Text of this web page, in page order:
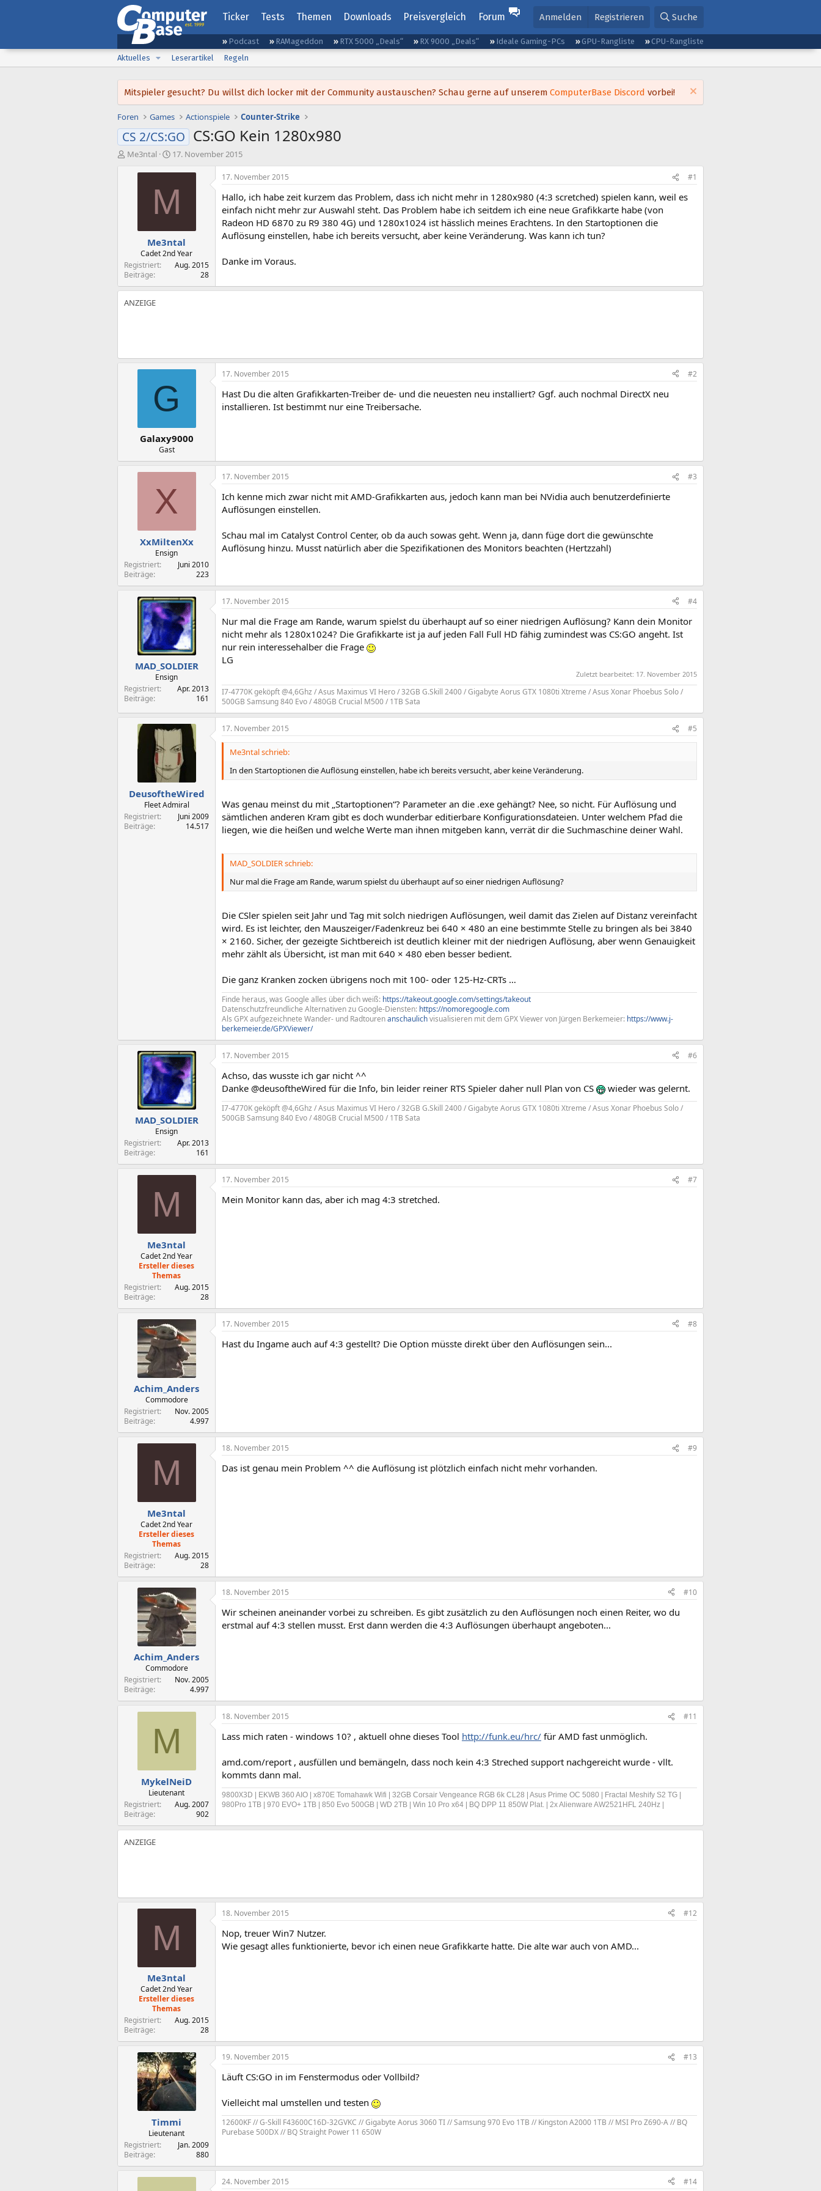
Ticker Tests Themen Downloads Preisvergleich Forum Anmelden Registrieren Suche
Podcast RAMageddon RTX 5000 „Deals“ RX 9000 „Deals“ Ideale Gaming-PCs GPU-Rangliste
CPU-Rangliste
Aktuelles
Leserartikel Regeln
Mitspieler gesucht? Du willst dich locker mit der Community austauschen? Schau gerne auf unserem ComputerBase Discord vorbei!
Foren Games Actionspiele Counter-Strike
CS 2/CS:GO CS:GO Kein 1280x980
E
Me3ntal
E
s
e
t
a
m
17. November 2015
M
Me3ntal
Cadet 2nd Year
Registriert
Aug. 2015
Beiträge
28
17. November 2015 #1
Hallo, ich habe zeit kurzem das Problem, dass ich nicht mehr in 1280x980 (4:3 scretched) spielen kann, weil es
einfach nicht mehr zur Auswahl steht. Das Problem habe ich seitdem ich eine neue Grafikkarte habe (von
Radeon HD 6870 zu R9 380 4G) und 1280x1024 ist hässlich meines Erachtens. In den Startoptionen die
Auflösung einstellen, habe ich bereits versucht, aber keine Veränderung. Was kann ich tun?
Danke im Voraus.
G
Galaxy9000
Gast
17. November 2015 #2
Hast Du die alten Grafikkarten-Treiber de- und die neuesten neu installiert? Ggf. auch nochmal DirectX neu
installieren. Ist bestimmt nur eine Treibersache.
X
XxMiltenXx
Ensign
Registriert
Juni 2010
Beiträge
223
17. November 2015 #3
Ich kenne mich zwar nicht mit AMD-Grafikkarten aus, jedoch kann man bei NVidia auch benutzerdefinierte
Auflösungen einstellen.
Schau mal im Catalyst Control Center, ob da auch sowas geht. Wenn ja, dann füge dort die gewünschte
Auflösung hinzu. Musst natürlich aber die Spezifikationen des Monitors beachten (Hertzzahl)
MAD_SOLDIER
Ensign
Registriert
Apr. 2013
Beiträge
161
17. November 2015 #4
Nur mal die Frage am Rande, warum spielst du überhaupt auf so einer niedrigen Auflösung? Kann dein Monitor
nicht mehr als 1280x1024? Die Grafikkarte ist ja auf jeden Fall Full HD fähig zumindest was CS:GO angeht. Ist
nur rein interessehalber die Frage
LG
Zuletzt bearbeitet: 17. November 2015
I7-4770K geköpft @4,6Ghz / Asus Maximus VI Hero / 32GB G.Skill 2400 / Gigabyte Aorus GTX 1080ti Xtreme / Asus Xonar Phoebus Solo /
500GB Samsung 840 Evo / 480GB Crucial M500 / 1TB Sata
DeusoftheWired
Fleet Admiral
Registriert
Juni 2009
Beiträge
14.517
17. November 2015 #5
Me3ntal schrieb:
In den Startoptionen die Auflösung einstellen, habe ich bereits versucht, aber keine Veränderung.
Was genau meinst du mit „Startoptionen“? Parameter an die .exe gehängt? Nee, so nicht. Für Auflösung und
sämtlichen anderen Kram gibt es doch wunderbar editierbare Konfigurationsdateien. Unter welchem Pfad die
liegen, wie die heißen und welche Werte man ihnen mitgeben kann, verrät dir die Suchmaschine deiner Wahl.
MAD_SOLDIER schrieb:
Nur mal die Frage am Rande, warum spielst du überhaupt auf so einer niedrigen Auflösung?
Die CSler spielen seit Jahr und Tag mit solch niedrigen Auflösungen, weil damit das Zielen auf Distanz vereinfacht
wird. Es ist leichter, den Mauszeiger/Fadenkreuz bei 640 × 480 an eine bestimmte Stelle zu bringen als bei 3840
× 2160. Sicher, der gezeigte Sichtbereich ist deutlich kleiner mit der niedrigen Auflösung, aber wenn Genauigkeit
mehr zählt als Übersicht, ist man mit 640 × 480 eben besser bedient.
Die ganz Kranken zocken übrigens noch mit 100- oder 125-Hz-CRTs …
Finde heraus, was Google alles über dich weiß: https://takeout.google.com/settings/takeout
Datenschutzfreundliche Alternativen zu Google-Diensten: https://nomoregoogle.com
Als GPX aufgezeichnete Wander- und Radtourenanschaulichvisualisieren mit dem GPX Viewer von Jürgen Berkemeier: https://www.j-
berkemeier.de/GPXViewer/
MAD_SOLDIER
Ensign
Registriert
Apr. 2013
Beiträge
161
17. November 2015 #6
Achso, das wusste ich gar nicht ^^
Danke @deusoftheWired für die Info, bin leider reiner RTS Spieler daher null Plan von CS
wieder was gelernt.
I7-4770K geköpft @4,6Ghz / Asus Maximus VI Hero / 32GB G.Skill 2400 / Gigabyte Aorus GTX 1080ti Xtreme / Asus Xonar Phoebus Solo /
500GB Samsung 840 Evo / 480GB Crucial M500 / 1TB Sata
M
Me3ntal
Cadet 2nd Year
Ersteller dieses
Themas
Registriert
Aug. 2015
Beiträge
28
17. November 2015 #7
Mein Monitor kann das, aber ich mag 4:3 stretched.
Achim_Anders
Commodore
Registriert
Nov. 2005
Beiträge
4.997
17. November 2015 #8
Hast du Ingame auch auf 4:3 gestellt? Die Option müsste direkt über den Auflösungen sein...
M
Me3ntal
Cadet 2nd Year
Ersteller dieses
Themas
Registriert
Aug. 2015
Beiträge
28
18. November 2015 #9
Das ist genau mein Problem ^^ die Auflösung ist plötzlich einfach nicht mehr vorhanden.
Achim_Anders
Commodore
Registriert
Nov. 2005
Beiträge
4.997
18. November 2015 #10
Wir scheinen aneinander vorbei zu schreiben. Es gibt zusätzlich zu den Auflösungen noch einen Reiter, wo du
erstmal auf 4:3 stellen musst. Erst dann werden die 4:3 Auflösungen überhaupt angeboten...
M
MykelNeiD
Lieutenant
Registriert
Aug. 2007
Beiträge
902
18. November 2015 #11
Lass mich raten - windows 10? , aktuell ohne dieses Tool http://funk.eu/hrc/ für AMD fast unmöglich.
amd.com/report , ausfüllen und bemängeln, dass noch kein 4:3 Streched support nachgereicht wurde - vllt.
kommts dann mal.
9800X3D | EKWB 360 AIO | x870E Tomahawk Wifi | 32GB Corsair Vengeance RGB 6k CL28 | Asus Prime OC 5080 | Fractal Meshify S2 TG |
980Pro 1TB | 970 EVO+ 1TB | 850 Evo 500GB | WD 2TB | Win 10 Pro x64 | BQ DPP 11 850W Plat. | 2x Alienware AW2521HFL 240Hz |
M
Me3ntal
Cadet 2nd Year
Ersteller dieses
Themas
Registriert
Aug. 2015
Beiträge
28
18. November 2015 #12
Nop, treuer Win7 Nutzer.
Wie gesagt alles funktionierte, bevor ich einen neue Grafikkarte hatte. Die alte war auch von AMD...
Timmi
Lieutenant
Registriert
Jan. 2009
Beiträge
880
19. November 2015 #13
Läuft CS:GO in im Fenstermodus oder Vollbild?
Vielleicht mal umstellen und testen
12600KF // G-Skill F43600C16D-32GVKC // Gigabyte Aorus 3060 TI // Samsung 970 Evo 1TB // Kingston A2000 1TB // MSI Pro Z690-A // BQ
Purebase 500DX // BQ Straight Power 11 650W
24. November 2015 #14